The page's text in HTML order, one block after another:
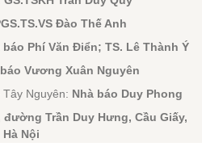
Đào Thế Anh
báo Phí Văn Điển; TS. Lê Thành Ý
Vương Xuân Nguyên
Nguyên: Nhà báo Duy Phong
đường Trần Duy Hưng, Cầu Giấy,
Hà Nội